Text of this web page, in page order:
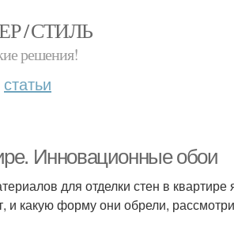
/ СТИЛЬ
решения!
статьи
Инновационные обои
для отделки стен в
и какую форму они обрели,